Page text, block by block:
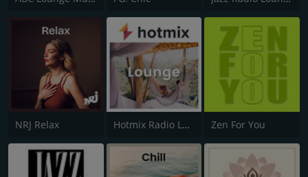
NRJ Relax Hotmix Radio Lounge Zen For You